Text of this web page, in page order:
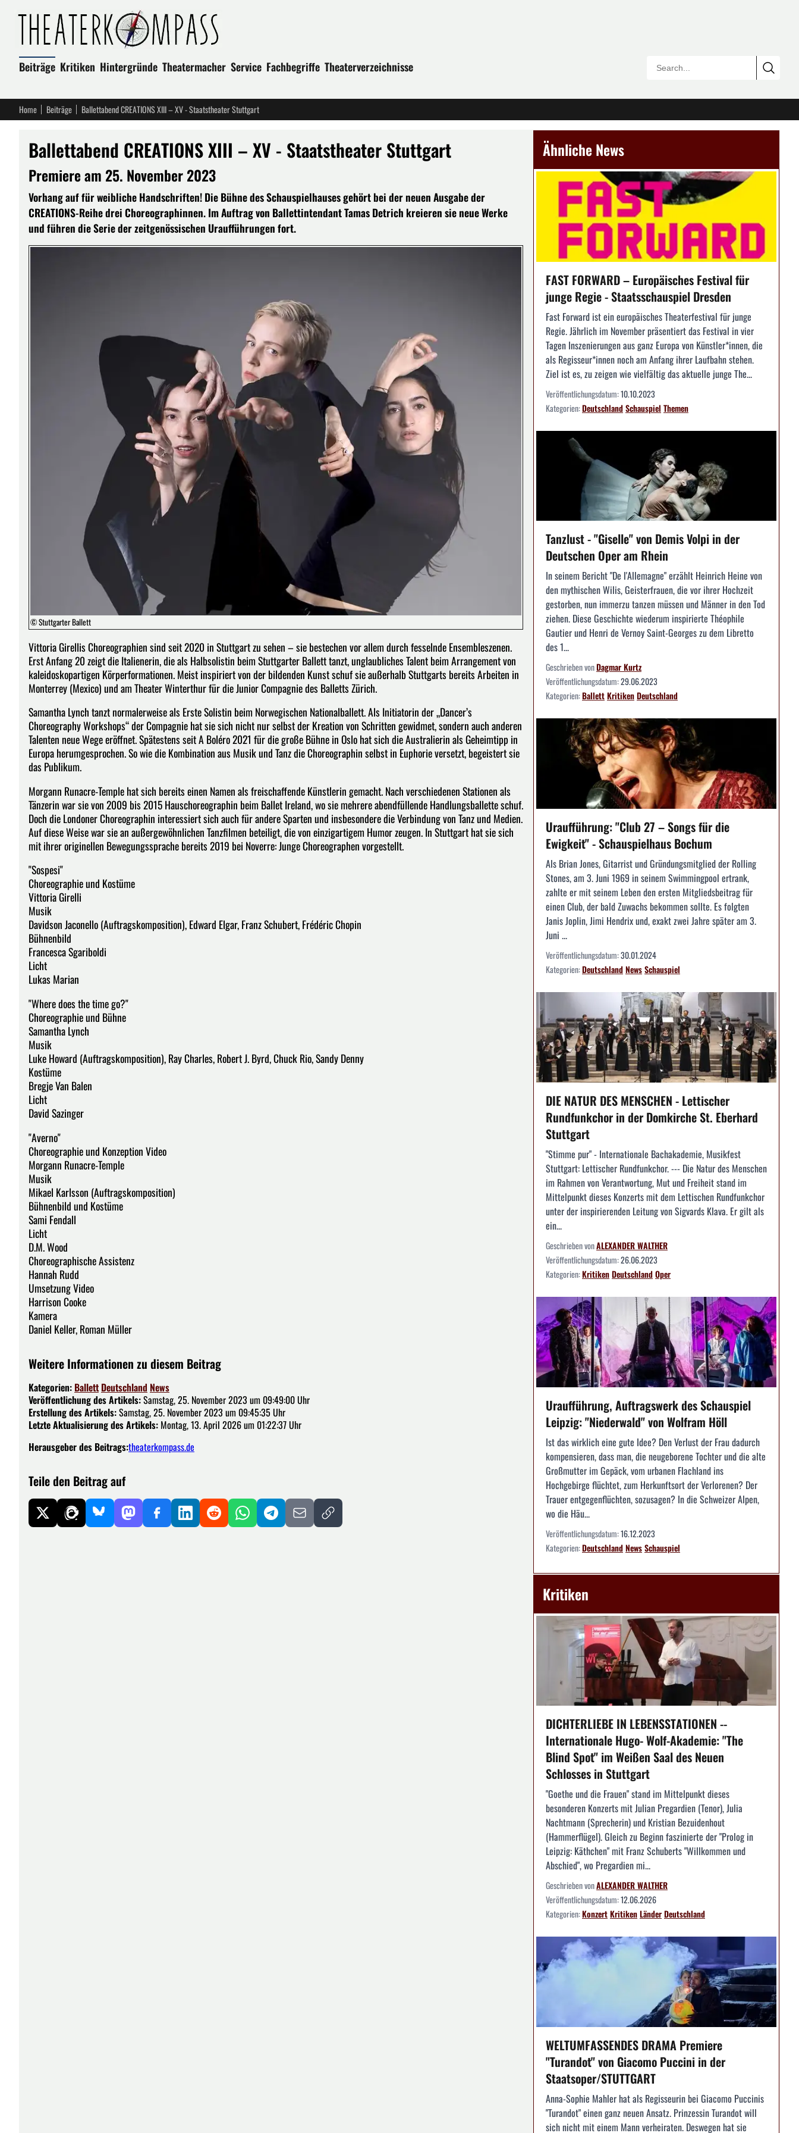
Beiträge Kritiken Hintergründe Theatermacher Service Fachbegriffe Theaterverzeichnisse
Home Beiträge Ballettabend CREATIONS XIII – XV - Staatstheater Stuttgart
Ballettabend CREATIONS XIII – XV - Staatstheater Stuttgart
Premiere am 25. November 2023
Vorhang auf für weibliche Handschriften! Die Bühne des Schauspielhauses gehört bei der neuen Ausgabe der
CREATIONS-Reihe drei Choreographinnen. Im Auftrag von Ballettintendant Tamas Detrich kreieren sie neue Werke
und führen die Serie der zeitgenössischen Uraufführungen fort.
© Stuttgarter Ballett
Vittoria Girellis Choreographien sind seit 2020 in Stuttgart zu sehen – sie bestechen vor allem durch fesselnde Ensembleszenen.
Erst Anfang 20 zeigt die Italienerin, die als Halbsolistin beim Stuttgarter Ballett tanzt, unglaubliches Talent beim Arrangement von
kaleidoskopartigen Körperformationen. Meist inspiriert von der bildenden Kunst schuf sie außerhalb Stuttgarts bereits Arbeiten in
Monterrey (Mexico) und am Theater Winterthur für die Junior Compagnie des Balletts Zürich.
Samantha Lynch tanzt normalerweise als Erste Solistin beim Norwegischen Nationalballett. Als Initiatorin der „Dancer’s
Choreography Workshops“ der Compagnie hat sie sich nicht nur selbst der Kreation von Schritten gewidmet, sondern auch anderen
Talenten neue Wege eröffnet. Spätestens seit A Boléro 2021 für die große Bühne in Oslo hat sich die Australierin als Geheimtipp in
Europa herumgesprochen. So wie die Kombination aus Musik und Tanz die Choreographin selbst in Euphorie versetzt, begeistert sie
das Publikum.
Morgann Runacre-Temple hat sich bereits einen Namen als freischaffende Künstlerin gemacht. Nach verschiedenen Stationen als
Tänzerin war sie von 2009 bis 2015 Hauschoreographin beim Ballet Ireland, wo sie mehrere abendfüllende Handlungsballette schuf.
Doch die Londoner Choreographin interessiert sich auch für andere Sparten und insbesondere die Verbindung von Tanz und Medien.
Auf diese Weise war sie an außergewöhnlichen Tanzfilmen beteiligt, die von einzigartigem Humor zeugen. In Stuttgart hat sie sich
mit ihrer originellen Bewegungssprache bereits 2019 bei Noverre: Junge Choreographen vorgestellt.
"Sospesi"
Choreographie und Kostüme
Vittoria Girelli
Musik
Davidson Jaconello (Auftragskomposition), Edward Elgar, Franz Schubert, Frédéric Chopin
Bühnenbild
Francesca Sgariboldi
Licht
Lukas Marian
"Where does the time go?"
Choreographie und Bühne
Samantha Lynch
Musik
Luke Howard (Auftragskomposition), Ray Charles, Robert J. Byrd, Chuck Rio, Sandy Denny
Kostüme
Bregje Van Balen
Licht
David Sazinger
"Averno"
Choreographie und Konzeption Video
Morgann Runacre-Temple
Musik
Mikael Karlsson (Auftragskomposition)
Bühnenbild und Kostüme
Sami Fendall
Licht
D.M. Wood
Choreographische Assistenz
Hannah Rudd
Umsetzung Video
Harrison Cooke
Kamera
Daniel Keller, Roman Müller
Weitere Informationen zu diesem Beitrag
Kategorien: Ballett Deutschland News
Veröffentlichung des Artikels:Samstag, 25. November 2023 um 09:49:00 Uhr
Erstellung des Artikels:Samstag, 25. November 2023 um 09:45:35 Uhr
Letzte Aktualisierung des Artikels: Montag, 13. April 2026 um 01:22:37 Uhr
Herausgeber des Beitrags:theaterkompass.de
Teile den Beitrag auf
Ähnliche News
FAST FORWARD – Europäisches Festival für
junge Regie - Staatsschauspiel Dresden
Fast Forward ist ein europäisches Theaterfestival für junge
Regie. Jährlich im November präsentiert das Festival in vier
Tagen Inszenierungen aus ganz Europa von Künstler*innen, die
als Regisseur*innen noch am Anfang ihrer Laufbahn stehen.
Ziel ist es, zu zeigen wie vielfältig das aktuelle junge The...
Veröffentlichungsdatum:10.10.2023
Kategorien:DeutschlandSchauspiel Themen
Tanzlust - "Giselle" von Demis Volpi in der
Deutschen Oper am Rhein
In seinem Bericht "De l'Allemagne" erzählt Heinrich Heine von
den mythischen Wilis, Geisterfrauen, die vor ihrer Hochzeit
gestorben, nun immerzu tanzen müssen und Männer in den Tod
ziehen. Diese Geschichte wiederum inspirierte Théophile
Gautier und Henri de Vernoy Saint-Georges zu dem Libretto
des 1...
Geschrieben vonDagmar Kurtz
Veröffentlichungsdatum:29.06.2023
Kategorien:BallettKritikenDeutschland
Uraufführung: "Club 27 – Songs für die
Ewigkeit" - Schauspielhaus Bochum
Als Brian Jones, Gitarrist und Gründungsmitglied der Rolling
Stones, am 3. Juni 1969 in seinem Swimmingpool ertrank,
zahlte er mit seinem Leben den ersten Mitgliedsbeitrag für
einen Club, der bald Zuwachs bekommen sollte. Es folgten
Janis Joplin, Jimi Hendrix und, exakt zwei Jahre später am 3.
Juni ...
Veröffentlichungsdatum:30.01.2024
Kategorien:DeutschlandNewsSchauspiel
DIE NATUR DES MENSCHEN - Lettischer
Rundfunkchor in der Domkirche St. Eberhard
Stuttgart
"Stimme pur" - Internationale Bachakademie, Musikfest
Stuttgart: Lettischer Rundfunkchor. --- Die Natur des Menschen
im Rahmen von Verantwortung, Mut und Freiheit stand im
Mittelpunkt dieses Konzerts mit dem Lettischen Rundfunkchor
unter der inspirierenden Leitung von Sigvards Klava. Er gilt als
ein...
Geschrieben vonALEXANDER WALTHER
Veröffentlichungsdatum:26.06.2023
Kategorien:KritikenDeutschlandOper
Uraufführung, Auftragswerk des Schauspiel
Leipzig: "Niederwald" von Wolfram Höll
Ist das wirklich eine gute Idee? Den Verlust der Frau dadurch
kompensieren, dass man, die neugeborene Tochter und die alte
Großmutter im Gepäck, vom urbanen Flachland ins
Hochgebirge flüchtet, zum Herkunftsort der Verlorenen? Der
Trauer entgegenflüchten, sozusagen? In die Schweizer Alpen,
wo die Häu...
Veröffentlichungsdatum:16.12.2023
Kategorien:DeutschlandNewsSchauspiel
Kritiken
DICHTERLIEBE IN LEBENSSTATIONEN --
Internationale Hugo- Wolf-Akademie: "The
Blind Spot" im Weißen Saal des Neuen
Schlosses in Stuttgart
"Goethe und die Frauen" stand im Mittelpunkt dieses
besonderen Konzerts mit Julian Pregardien (Tenor), Julia
Nachtmann (Sprecherin) und Kristian Bezuidenhout
(Hammerflügel). Gleich zu Beginn faszinierte der "Prolog in
Leipzig: Käthchen" mit Franz Schuberts "Willkommen und
Abschied", wo Pregardien mi...
Geschrieben vonALEXANDER WALTHER
Veröffentlichungsdatum:12.06.2026
Kategorien:KonzertKritikenLänderDeutschland
WELTUMFASSENDES DRAMA Premiere
"Turandot" von Giacomo Puccini in der
Staatsoper/STUTTGART
Anna-Sophie Mahler hat als Regisseurin bei Giacomo Puccinis
"Turandot" einen ganz neuen Ansatz. Prinzessin Turandot will
sich nicht mit einem Mann verheiraten. Deswegen hat sie